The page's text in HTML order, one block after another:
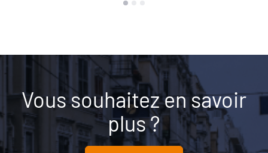
Vous souhaitez en savoir
plus ?